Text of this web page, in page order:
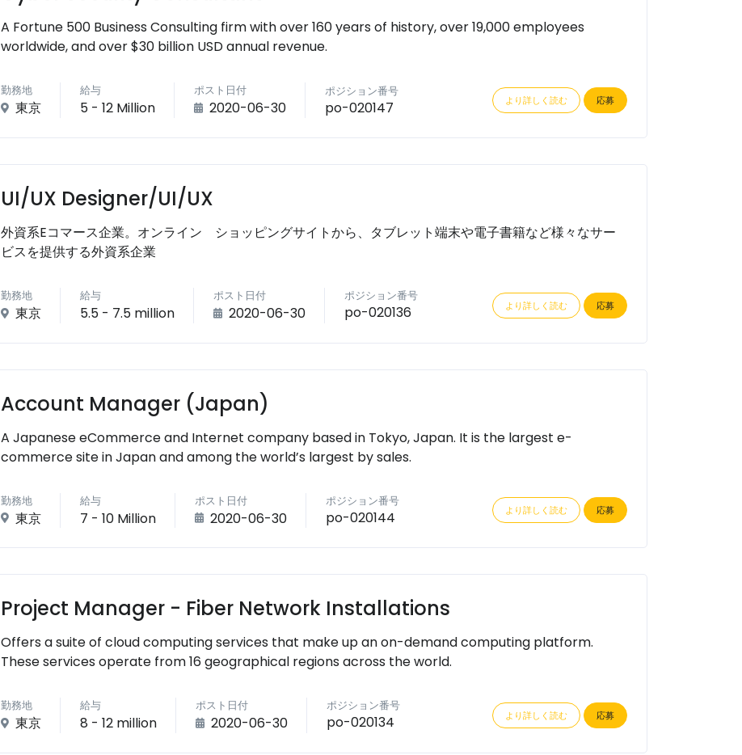
A Fortune 500 Business Consulting firm with over 160 years of history, over 19,000 employees
worldwide, and over $30 billion USD annual revenue.
勤務地
東京
給与
5 - 12 Million
ポスト日付
2020-06-30
ポジション番号
po-020147 より詳しく読む 応募
UI/UX Designer/UI/UX
外資系Eコマース企業。オンライン ショッピングサイトから、タブレット端末や電子書籍など様々なサー
ビスを提供する外資系企業
勤務地
東京
給与
5.5 - 7.5 million
ポスト日付
2020-06-30
ポジション番号
po-020136 より詳しく読む 応募
Account Manager (Japan)
A Japanese eCommerce and Internet company based in Tokyo, Japan. It is the largest e-
commerce site in Japan and among the world’s largest by sales.
勤務地
東京
給与
7 - 10 Million
ポスト日付
2020-06-30
ポジション番号
po-020144 より詳しく読む 応募
Project Manager - Fiber Network Installations
Offers a suite of cloud computing services that make up an on-demand computing platform.
These services operate from 16 geographical regions across the world.
勤務地
東京
給与
8 - 12 million
ポスト日付
2020-06-30
ポジション番号
po-020134 より詳しく読む 応募